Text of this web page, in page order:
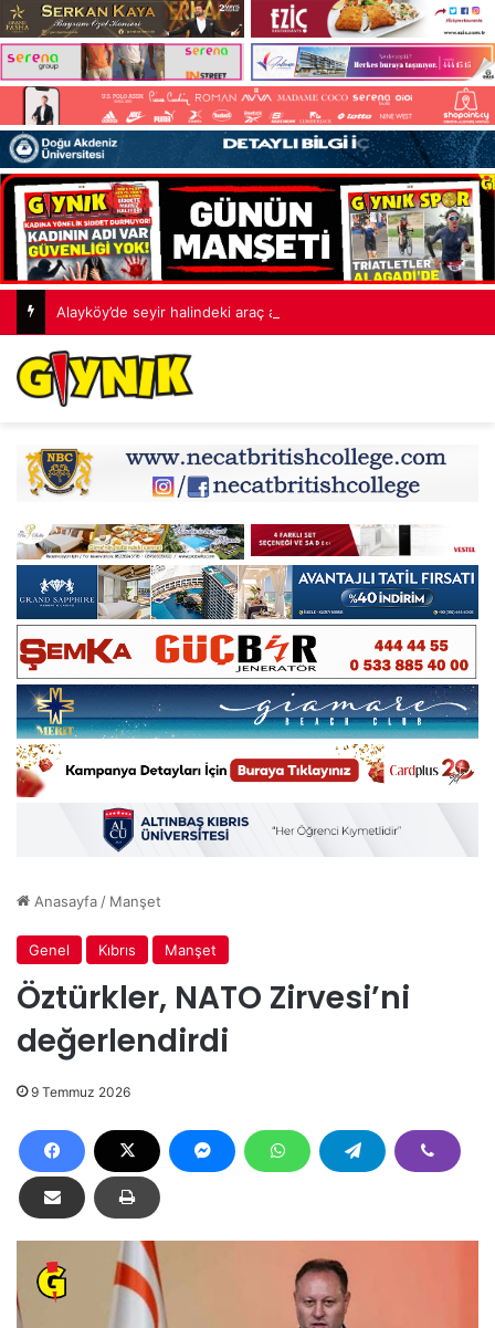
Alayköy’de seyir halindeki araç alev aldı
Anasayfa/ Manşet
Genel Kıbrıs Manşet
Öztürkler, NATO Zirvesi’ni
değerlendirdi
9 Temmuz 2026